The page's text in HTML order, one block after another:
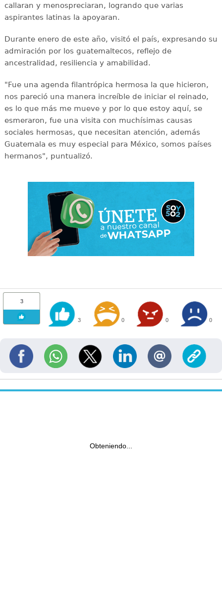
callaran y menospreciaran, logrando que varias
aspirantes latinas la apoyaran.
Durante enero de este año, visitó el país, expresando su
admiración por los guatemaltecos, reflejo de
ancestralidad, resiliencia y amabilidad.
"Fue una agenda filantrópica hermosa la que hicieron,
nos pareció una manera increíble de iniciar el reinado,
es lo que más me mueve y por lo que estoy aquí, se
esmeraron, fue una visita con muchísimas causas
sociales hermosas, que necesitan atención, además
Guatemala es muy especial para México, somos países
hermanos", puntualizó.
3
3 0 0 0
Obteniendo...